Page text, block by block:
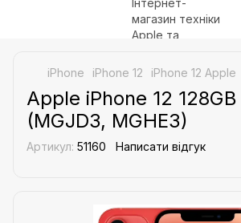
iPhone iPhone 12 iPhone 12 Apple
Apple iPhone 12 128GB
(MGJD3, MGHE3)
Артикул: 51160 Написати відгук